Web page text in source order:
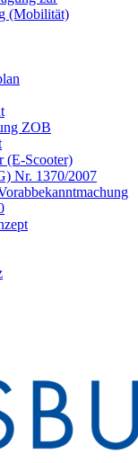
(Mobilität)
ZOB
(E-Scooter)
Nr. 1370/2007